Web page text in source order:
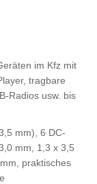
im Kfz mit
tragbare
Radios usw. bis
mm), 6 DC-
mm, 1,3 x 3,5
praktisches